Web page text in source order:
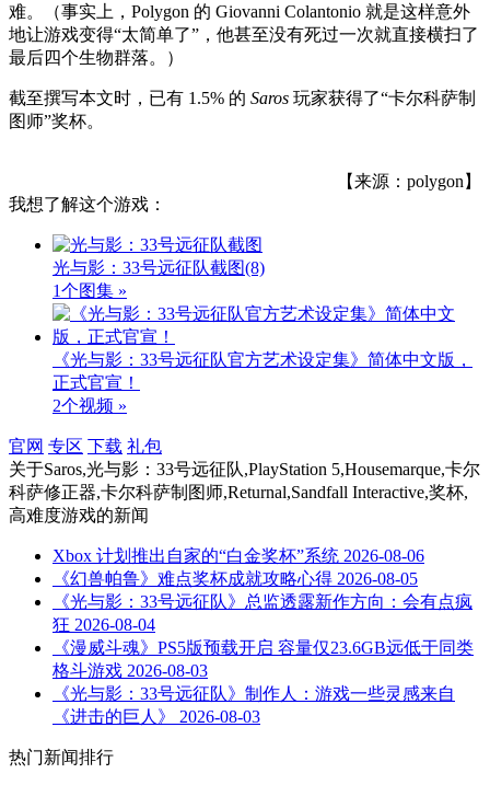
难。（事实上，Polygon 的 Giovanni Colantonio 就是这样意外
地让游戏变得“太简单了”，他甚至没有死过一次就直接横扫了
最后四个生物群落。）
截至撰写本文时，已有 1.5% 的 Saros 玩家获得了“卡尔科萨制
图师”奖杯。
【来源：polygon】
我想了解这个游戏：
光与影：33号远征队截图(8)
1个图集 »
《光与影：33号远征队官方艺术设定集》简体中文版，
正式官宣！
2个视频 »
官网 专区 下载 礼包
关于Saros,光与影：33号远征队,PlayStation 5,Housemarque,卡尔
科萨修正器,卡尔科萨制图师,Returnal,Sandfall Interactive,奖杯,
高难度游戏的新闻
Xbox 计划推出自家的“白金奖杯”系统 2026-08-06
《幻兽帕鲁》难点奖杯成就攻略心得 2026-08-05
《光与影：33号远征队》总监透露新作方向：会有点疯
狂 2026-08-04
《漫威斗魂》PS5版预载开启 容量仅23.6GB远低于同类
格斗游戏 2026-08-03
《光与影：33号远征队》制作人：游戏一些灵感来自
《进击的巨人》
2026-08-03
热门新闻排行